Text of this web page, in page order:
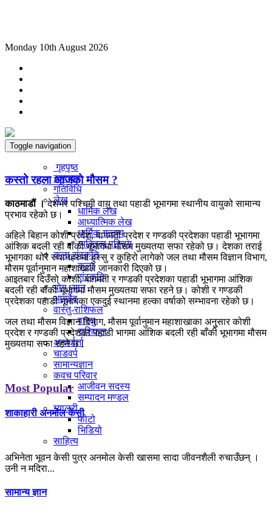
Monday 10th August 2026
Toggle navigation
गृहपृष्ठ
समाचार
गतिविधि
लेख
धार्मिक लेख
आध्यात्मिक लेख
धार्मिक गन्तव्य
व्यक्तित्व परिचय
कला संस्कृति
कला
संस्कृति
योग ध्यान
आयुर्वेद
वास्तु-राशिफल
वास्तु
राशिफल
अन्तर्वार्ता
चाडवर्प
सामान्यज्ञान
कवच परिवार
आजीवन सदस्य
सम्पादन मण्डल
ग्यालरी
फोटो
भिडियो
साहित्य
कस्तो रहला आजको मौसम ?
काठमाडौं ।देशभर पश्चिमी वायु तथा पहाडी भूभागमा स्थानीय वायुको सामान्य
प्रभाव रहेको छ।
अहिले बिहान कोशी प्रदेश, बागमती प्रदेश र गण्डकी प्रदेशका पहाडी भूभागमा
आंशिक बदली रही बाँकी भूभागमा मौसम मुख्यतया सफा रहेको छ। देशका तराई
भूभागका थोरै स्थानहरुमा हुस्सु र कुहिरो लागेको जल तथा मौसम विज्ञान विभाग,
मौसम पूर्वानुमान महाशाखाले जानकारी दिएको छ।
आइतबार दिउँसो कोशी, बागमती र गण्डकी प्रदेशका पहाडी भूभागमा आंशिक
बदली रही बाँकी भूभागमा मौसम मुख्यतया सफा रहने छ। कोशी र गण्डकी
प्रदेशका पहाडी भूभागका एकदुई स्थानमा हल्का वर्षाको सम्भावना रहेको छ।
जल तथा मौसम विज्ञान विभाग, मौसम पूर्वानुमान महाशाखाका अनुुसार कोशी
प्रदेश र गण्डकी प्रदेशका पहाडी भागमा आंशिक बदली रही बाँकी भूभागमा मौसम
मुख्यतया सफा रहने छ।
Most Popular
शाकाहारी अनमोल केसी
अभिनेता भूवन केसी पुत्र अनमोल केसी खासमा सादा जीवनशैली रुचाउँछन् ।
उनी न मदिरा...
सामान्य ज्ञान